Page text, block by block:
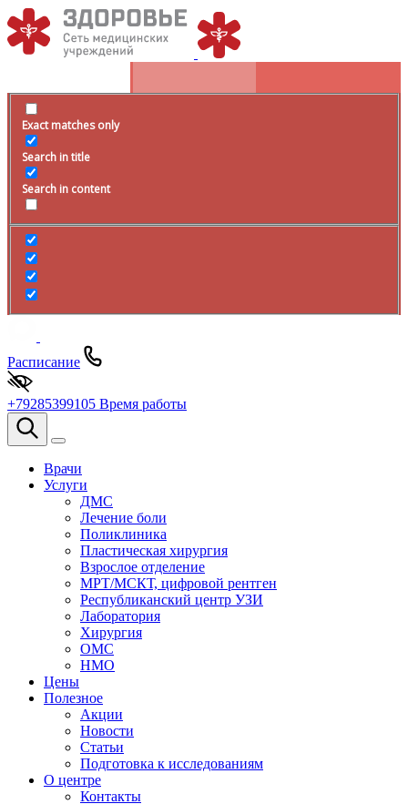
Exact matches only
Search in title
Search in content
Расписание
+79285399105 Время работы
Врачи
Услуги
ДМС
Лечение боли
Поликлиника
Пластическая хирургия
Взрослое отделение
МРТ/МСКТ, цифровой рентген
Республиканский центр УЗИ
Лаборатория
Хирургия
ОМС
НМО
Цены
Полезное
Акции
Новости
Статьи
Подготовка к исследованиям
О центре
Контакты